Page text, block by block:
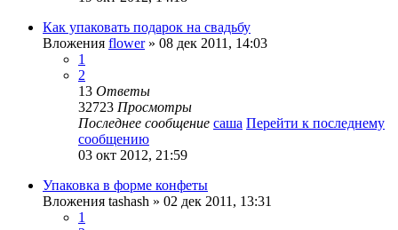
Как упаковать подарок на свадьбу
Вложения flower» 08 дек 2011, 14:03
1
2
13 Ответы
32723 Просмотры
Последнее сообщение саша Перейти к последнему
сообщению
03 окт 2012, 21:59
Упаковка в форме конфеты
Вложения tashash » 02 дек 2011, 13:31
1